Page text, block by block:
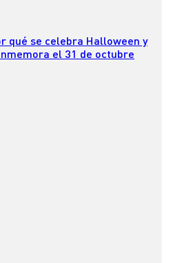
qué se celebra Halloween y
el 31 de octubre